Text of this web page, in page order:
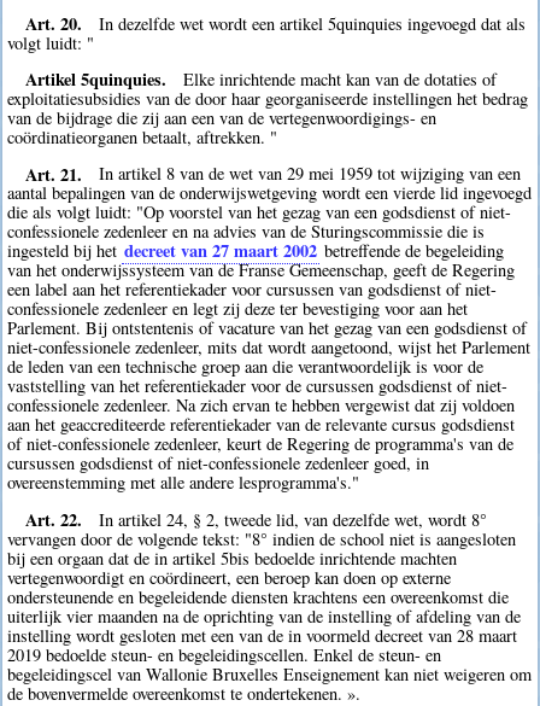
Art. 20.
In dezelfde wet wordt een artikel 5quinquies ingevoegd dat als
volgt luidt: "
Artikel 5quinquies.
Elke inrichtende macht kan van de dotaties of
exploitatiesubsidies van de door haar georganiseerde instellingen het bedrag
van de bijdrage die zij aan een van de vertegenwoordigings- en
coördinatieorganen betaalt, aftrekken. "
Art. 21.
In artikel 8 van de wet van 29 mei 1959 tot wijziging van een
aantal bepalingen van de onderwijswetgeving wordt een vierde lid ingevoegd
die als volgt luidt: "Op voorstel van het gezag van een godsdienst of niet-
confessionele zedenleer en na advies van de Sturingscommissie die is
ingesteld bij het decreet van 27 maart 2002 betreffende de begeleiding
van het onderwijssysteem van de Franse Gemeenschap, geeft de Regering
een label aan het referentiekader voor cursussen van godsdienst of niet-
confessionele zedenleer en legt zij deze ter bevestiging voor aan het
Parlement. Bij ontstentenis of vacature van het gezag van een godsdienst of
niet-confessionele zedenleer, mits dat wordt aangetoond, wijst het Parlement
de leden van een technische groep aan die verantwoordelijk is voor de
vaststelling van het referentiekader voor de cursussen godsdienst of niet-
confessionele zedenleer. Na zich ervan te hebben vergewist dat zij voldoen
aan het geaccrediteerde referentiekader van de relevante cursus godsdienst
of niet-confessionele zedenleer, keurt de Regering de programma's van de
cursussen godsdienst of niet-confessionele zedenleer goed, in
overeenstemming met alle andere lesprogramma's."
Art. 22.
In artikel 24, § 2, tweede lid, van dezelfde wet, wordt 8°
vervangen door de volgende tekst: "8° indien de school niet is aangesloten
bij een orgaan dat de in artikel 5bis bedoelde inrichtende machten
vertegenwoordigt en coördineert, een beroep kan doen op externe
ondersteunende en begeleidende diensten krachtens een overeenkomst die
uiterlijk vier maanden na de oprichting van de instelling of afdeling van de
instelling wordt gesloten met een van de in voormeld decreet van 28 maart
2019 bedoelde steun- en begeleidingscellen. Enkel de steun- en
begeleidingscel van Wallonie Bruxelles Enseignement kan niet weigeren om
de bovenvermelde overeenkomst te ondertekenen. ».